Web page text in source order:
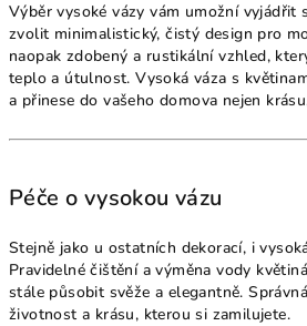
Výběr vysoké vázy vám umožní vyjádřit
zvolit minimalistický, čistý design pro
naopak zdobený a rustikální vzhled,
teplo a útulnost. Vysoká váza s
a přinese do vašeho domova nejen
Péče o vysokou vázu
Stejně jako u ostatních dekorací, i
Pravidelné čištění a výměna vody
stále působit svěže a elegantně.
životnost a krásu, kterou si zamilujete.